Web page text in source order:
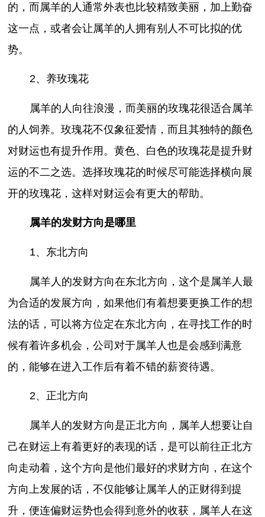
的，而属羊的人通常外表也比较精致美丽，加上勤奋
这一点，或者会让属羊的人拥有别人不可比拟的优
势。
2、养玫瑰花
属羊的人向往浪漫，而美丽的玫瑰花很适合属羊
的人饲养。玫瑰花不仅象征爱情，而且其独特的颜色
对财运也有提升作用。黄色、白色的玫瑰花是提升财
运的不二之选。选择玫瑰花的时候尽可能选择横向展
开的玫瑰花，这样对财运会有更大的帮助。
属羊的发财方向是哪里
1、东北方向
属羊人的发财方向在东北方向，这个是属羊人最
为合适的发展方向，如果他们有着想要更换工作的想
法的话，可以将方位定在东北方向，在寻找工作的时
候有着许多机会，公司对于属羊人也是会感到满意
的，能够在进入工作后有着不错的薪资待遇。
2、正北方向
属羊人的发财方向是正北方向，属羊人想要让自
己在财运上有着更好的表现的话，是可以前往正北方
向走动着，这个方向是他们最好的求财方向，在这个
方向上发展的话，不仅能够让属羊人的正财得到提
升，便连偏财运势也会得到意外的收获，属羊人在这